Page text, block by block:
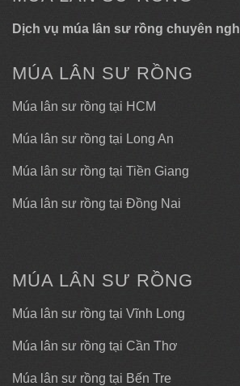
Dịch vụ múa lân sư rồng chuyên
MÚA LÂN SƯ RỒNG
Múa lân sư rồng tại HCM
Múa lân sư rồng tại Long An
Múa lân sư rồng tại Tiền Giang
Múa lân sư rồng tại Đồng Nai
MÚA LÂN SƯ RỒNG
Múa lân sư rồng tại Vĩnh Long
Múa lân sư rồng tại Cần Thơ
Múa lân sư rồng tại Bến Tre